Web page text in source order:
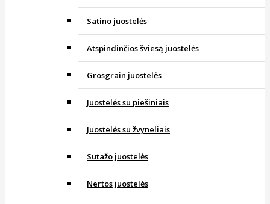
Satino juostelės
Atspindinčios šviesą juostelės
Grosgrain juostelės
Juostelės su piešiniais
Juostelės su žvyneliais
Sutažo juostelės
Nertos juostelės